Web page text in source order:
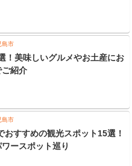
島市
！美味しいグルメやお土産にお
紹介
島市
おすすめの観光スポット15選！
ースポット巡り